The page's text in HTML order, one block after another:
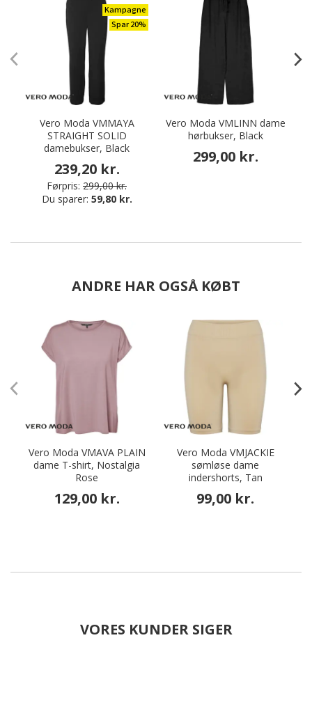
Kampagne
Spar 20%
Vero Moda VMMAYA
STRAIGHT SOLID
damebukser, Black
239,20 kr.
Førpris: 299,00 kr.
Du sparer: 59,80 kr.
Vero Moda VMLINN dame
hørbukser, Black
299,00 kr.
ANDRE HAR OGSÅ KØBT
Vero Moda VMAVA PLAIN
dame T-shirt, Nostalgia
Rose
129,00 kr.
Vero Moda VMJACKIE
sømløse dame
indershorts, Tan
99,00 kr.
VORES KUNDER SIGER